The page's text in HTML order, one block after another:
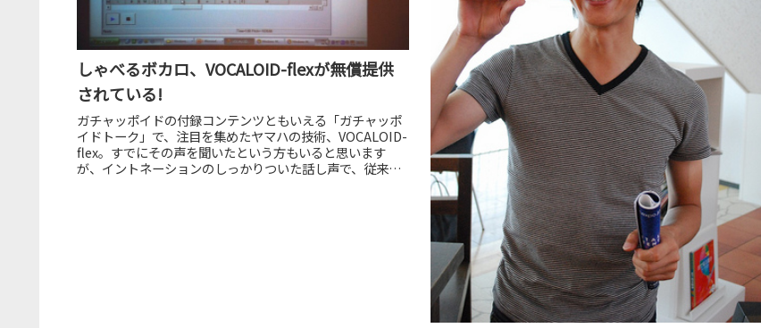
しゃべるボカロ、VOCALOID-flexが無償提供
されている!
ガチャッポイドの付録コンテンツともいえる「ガチャッポ
イドトーク」で、注目を集めたヤマハの技術、VOCALOID-
flex。すでにその声を聞いたという方もいると思います
が、イントネーションのしっかりついた話し声で、従来の